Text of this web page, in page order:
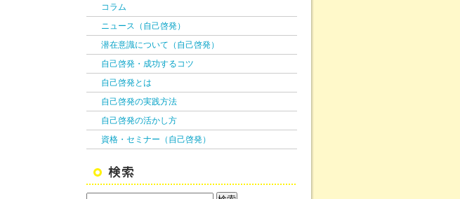
コラム
ニュース（自己啓発）
潜在意識について（自己啓発）
自己啓発・成功するコツ
自己啓発とは
自己啓発の実践方法
自己啓発の活かし方
資格・セミナー（自己啓発）